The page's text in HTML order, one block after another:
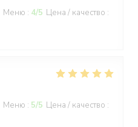
Меню : 4/5 Цена / качество :
Меню : 5/5 Цена / качество :